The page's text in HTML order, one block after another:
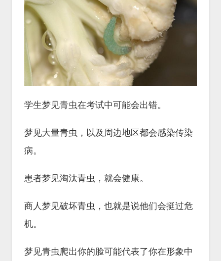
学生梦见青虫在考试中可能会出错。
梦见大量青虫，以及周边地区都会感染传染
病。
患者梦见淘汰青虫，就会健康。
商人梦见破坏青虫，也就是说他们会挺过危
机。
梦见青虫爬出你的脸可能代表了你在形象中